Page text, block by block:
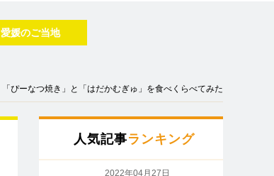
愛媛のご当地
「ぴーなつ焼き」と「はだかむぎゅ」を食べくらべてみた
人気記事ランキング
2022年04月27日